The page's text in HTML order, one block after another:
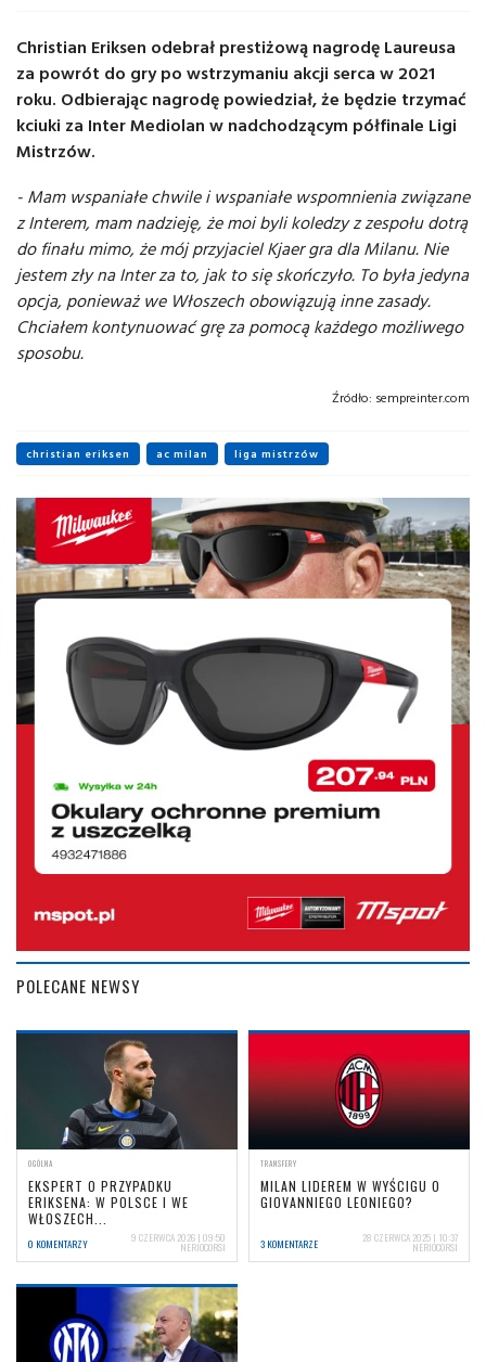
Christian Eriksen odebrał prestiżową nagrodę Laureusa
za powrót do gry po wstrzymaniu akcji serca w 2021
roku. Odbierając nagrodę powiedział, że będzie trzymać
kciuki za Inter Mediolan w nadchodzącym półfinale Ligi
Mistrzów.
- Mam wspaniałe chwile i wspaniałe wspomnienia związane
z Interem, mam nadzieję, że moi byli koledzy z zespołu dotrą
do finału mimo, że mój przyjaciel Kjaer gra dla Milanu. Nie
jestem zły na Inter za to, jak to się skończyło. To była jedyna
opcja, ponieważ we Włoszech obowiązują inne zasady.
Chciałem kontynuować grę za pomocą każdego możliwego
sposobu.
Źródło: sempreinter.com
christian eriksen ac milan liga mistrzów
POLECANE NEWSY
OGÓLNA
EKSPERT O PRZYPADKU
ERIKSENA: W POLSCE I WE
WŁOSZECH...
0 KOMENTARZY 9 CZERWCA 2026 | 09:50
NERIOCORSI
TRANSFERY
MILAN LIDEREM W WYŚCIGU O
GIOVANNIEGO LEONIEGO?
3 KOMENTARZE 28 CZERWCA 2025 | 10:37
NERIOCORSI